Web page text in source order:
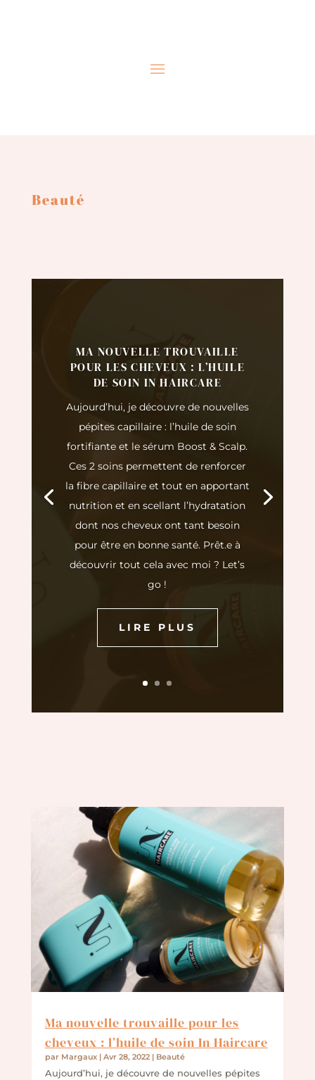
Beauté
MA NOUVELLE TROUVAILLE
POUR LES CHEVEUX : L’HUILE
DE SOIN IN HAIRCARE
Aujourd’hui, je découvre de nouvelles
pépites capillaire : l’huile de soin
fortifiante et le sérum Boost & Scalp.
Ces 2 soins permettent de renforcer
la fibre capillaire et tout en apportant
nutrition et en scellant l’hydratation
dont nos cheveux ont tant besoin
pour être en bonne santé. Prêt.e à
découvrir tout cela avec moi ? Let’s
go !
LIRE PLUS
Ma nouvelle trouvaille pour les
cheveux : l’huile de soin In Haircare
par Margaux| Avr 28, 2022| Beauté
Aujourd’hui, je découvre de nouvelles pépites